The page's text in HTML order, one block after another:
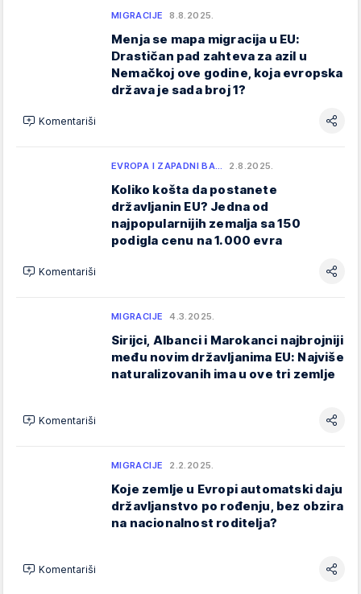
MIGRACIJE 8.8.2025.
Menja se mapa migracija u EU:
Drastičan pad zahteva za azil u
Nemačkoj ove godine, koja evropska
država je sada broj 1?
Komentariši
EVROPA I ZAPADNI BA… 2.8.2025.
Koliko košta da postanete
državljanin EU? Jedna od
najpopularnijih zemalja sa 150
podigla cenu na 1.000 evra
Komentariši
MIGRACIJE 4.3.2025.
Sirijci, Albanci i Marokanci najbrojniji
među novim državljanima EU: Najviše
naturalizovanih ima u ove tri zemlje
Komentariši
MIGRACIJE 2.2.2025.
Koje zemlje u Evropi automatski daju
državljanstvo po rođenju, bez obzira
na nacionalnost roditelja?
Komentariši